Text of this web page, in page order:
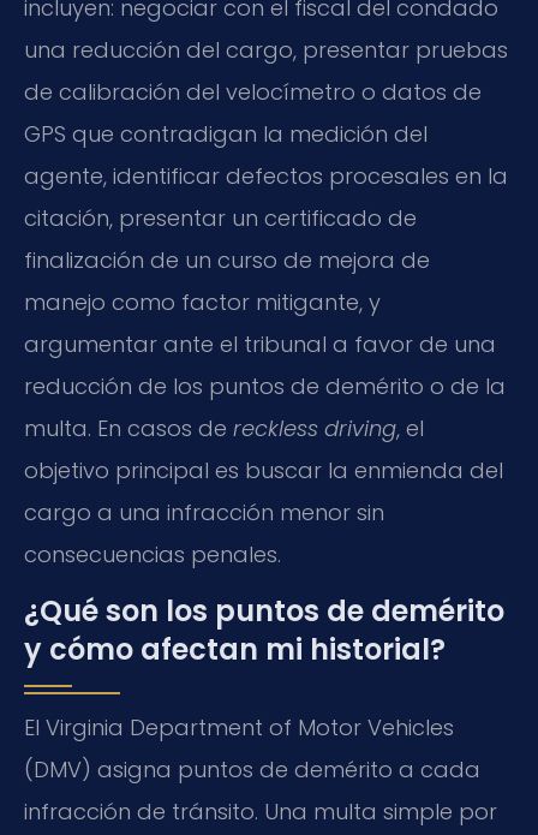
incluyen: negociar con el fiscal del condado
una reducción del cargo, presentar pruebas
de calibración del velocímetro o datos de
GPS que contradigan la medición del
agente, identificar defectos procesales en la
citación, presentar un certificado de
finalización de un curso de mejora de
manejo como factor mitigante, y
argumentar ante el tribunal a favor de una
reducción de los puntos de demérito o de la
multa. En casos de reckless driving, el
objetivo principal es buscar la enmienda del
cargo a una infracción menor sin
consecuencias penales.
¿Qué son los puntos de demérito
y cómo afectan mi historial?
El Virginia Department of Motor Vehicles
(DMV) asigna puntos de demérito a cada
infracción de tránsito. Una multa simple por